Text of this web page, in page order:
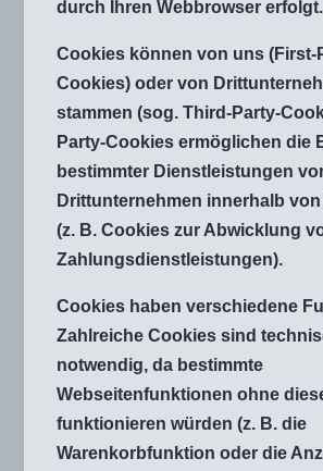
durch Ihren Webbrowser erfolgt.
Cookies können von uns (First-
Cookies) oder von
stammen (sog. Third-Party-
Party-Cookies ermöglichen die
bestimmter Dienstleistungen
Drittunternehmen innerhalb
(z. B. Cookies zur Abwicklung
Zahlungsdienstleistungen).
Cookies haben verschiedene
Zahlreiche Cookies sind
notwendig, da bestimmte
Webseitenfunktionen ohne
funktionieren würden (z. B. die
Warenkorbfunktion oder die